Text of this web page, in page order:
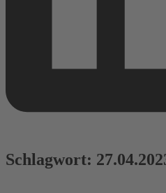
Schlagwort: